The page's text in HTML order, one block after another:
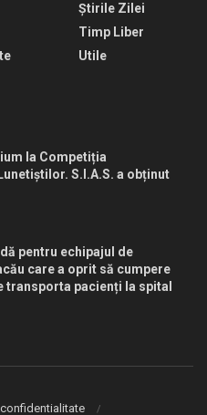
Știrile Zilei
Timp Liber
Utile
la Competiția
S.I.A.S. a obținut
pentru echipajul de
care a oprit să cumpere
transporta pacienți la spital